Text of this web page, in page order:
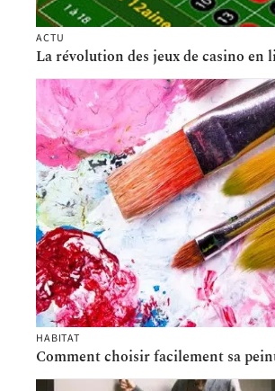
ACTU
La révolution des jeux de casino en
HABITAT
Comment choisir facilement sa